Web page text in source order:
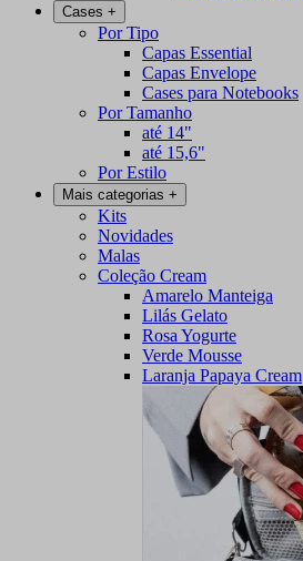
Cases +
Por Tipo
Capas Essential
Capas Envelope
Cases para Notebooks
Por Tamanho
até 14"
até 15,6"
Por Estilo
Mais categorias +
Kits
Novidades
Malas
Coleção Cream
Amarelo Manteiga
Lilás Gelato
Rosa Yogurte
Verde Mousse
Laranja Papaya Cream